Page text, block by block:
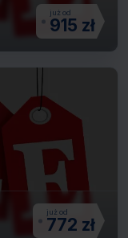
915 zł
772 zł